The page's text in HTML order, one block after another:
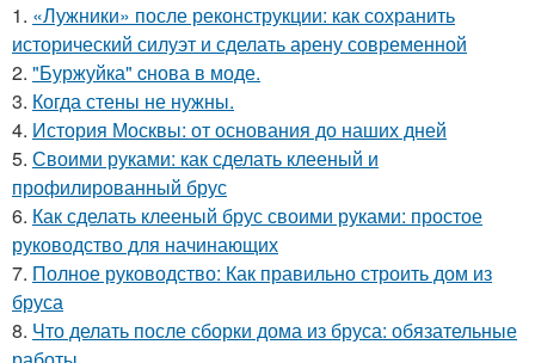
1. «Лужники» после реконструкции: как сохранить
исторический силуэт и сделать арену современной
2. "Буржуйка" cнова в моде.
3. Когда стены не нужны.
4. История Москвы: от основания до наших дней
5. Своими руками: как сделать клееный и
профилированный брус
6. Как сделать клееный брус своими руками: простое
руководство для начинающих
7. Полное руководство: Как правильно строить дом из
бруса
8. Что делать после сборки дома из бруса: обязательные